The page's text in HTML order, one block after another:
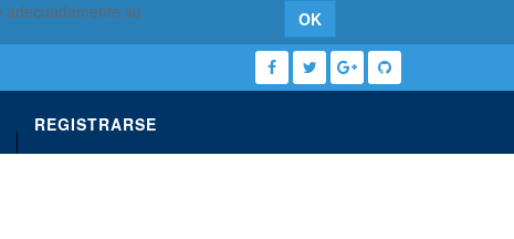
adecuadamente su
OK
REGISTRARSE